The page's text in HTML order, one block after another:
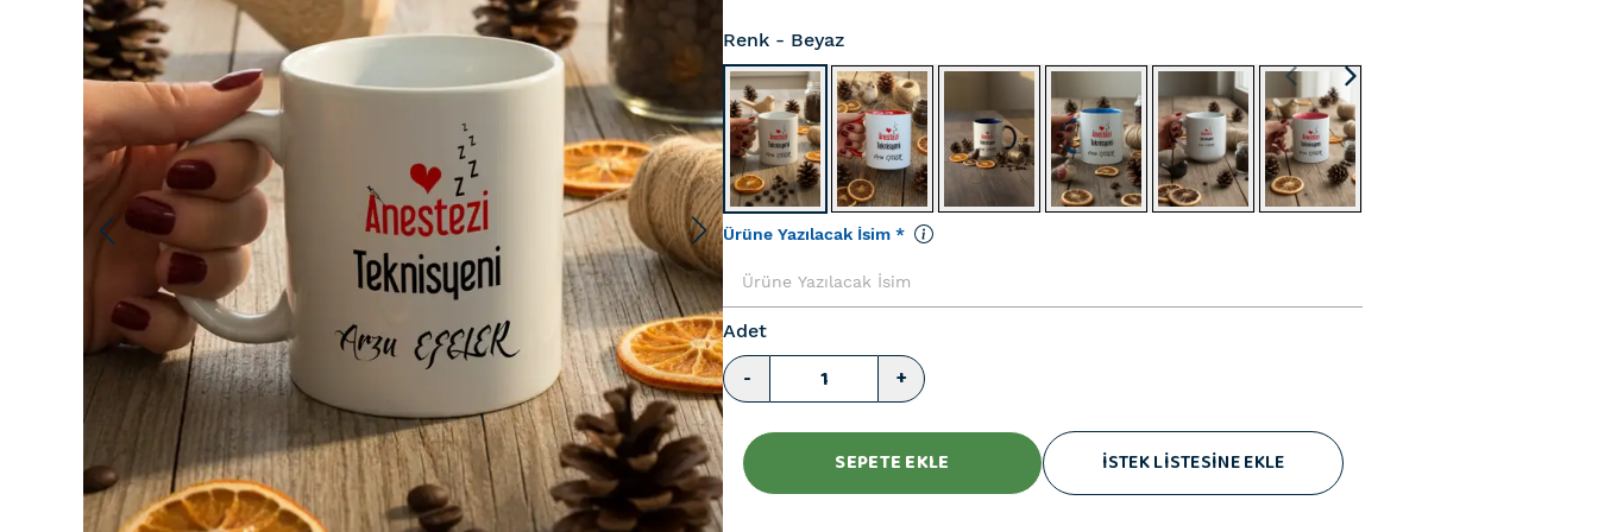
Renk - Beyaz
Ürüne Yazılacak İsim *
Adet
- +
SEPETE EKLE İSTEK LİSTESİNE EKLE